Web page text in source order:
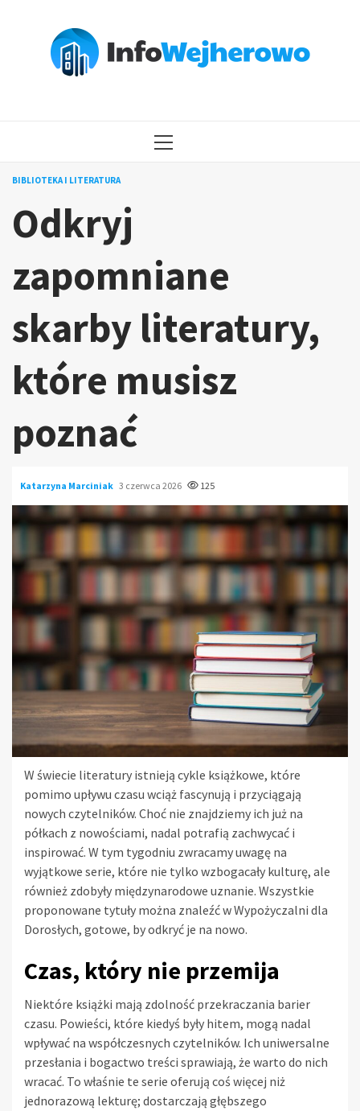
MENU
BIBLIOTEKA I LITERATURA
Odkryj
zapomniane
skarby literatury,
które musisz
poznać
Katarzyna Marciniak 3 czerwca 2026 125
W świecie literatury istnieją cykle książkowe, które
pomimo upływu czasu wciąż fascynują i przyciągają
nowych czytelników. Choć nie znajdziemy ich już na
półkach z nowościami, nadal potrafią zachwycać i
inspirować. W tym tygodniu zwracamy uwagę na
wyjątkowe serie, które nie tylko wzbogacały kulturę, ale
również zdobyły międzynarodowe uznanie. Wszystkie
proponowane tytuły można znaleźć w Wypożyczalni dla
Dorosłych, gotowe, by odkryć je na nowo.
Czas, który nie przemija
Niektóre książki mają zdolność przekraczania barier
czasu. Powieści, które kiedyś były hitem, mogą nadal
wpływać na współczesnych czytelników. Ich uniwersalne
przesłania i bogactwo treści sprawiają, że warto do nich
wracać. To właśnie te serie oferują coś więcej niż
jednorazową lekturę; dostarczają głębszego